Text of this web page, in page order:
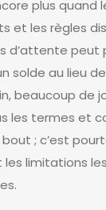
plus quand
et les règles
d’attente peut
solde au lieu
beaucoup de
les termes et
bout ; c’est
limitations